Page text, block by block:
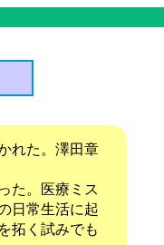
れた。澤田章
た。医療ミス
日常生活に起
拓く試みでも